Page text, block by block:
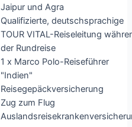
Jaipur und Agra
Qualifizierte, deutschsprachige
TOUR VITAL-Reiseleitung
der Rundreise
1 x Marco Polo-Reiseführer
"Indien"
Reisegepäckversicherung
Zug zum Flug